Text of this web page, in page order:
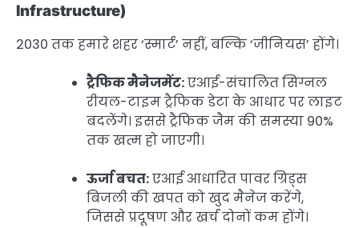
Infrastructure)
2030 तक हमारे शहर ‘स्मार्ट’ नहीं, बल्कि ‘जीनियस’ होंगे।
ट्रैफिक मैनेजमेंट:एआई-संचालित सिग्नल
रीयल-टाइम ट्रैफिक डेटा के आधार पर लाइट
बदलेंगे। इससे ट्रैफिक जैम की समस्या 90%
तक खत्म हो जाएगी।
ऊर्जा बचत:एआई आधारित पावर ग्रिड्स
बिजली की खपत को खुद मैनेज करेंगे,
जिससे प्रदूषण और खर्च दोनों कम होंगे।